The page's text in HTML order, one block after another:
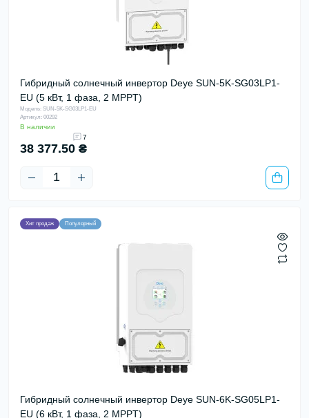
Гибридный солнечный инвертор Deye SUN-5K-SG03LP1-
EU (5 кВт, 1 фаза, 2 MPPT)
Модель: SUN-5K-SG03LP1-EU
Артикул: 00292
В наличии
7
38 377.50 ₴
Хит продаж Популярный
Гибридный солнечный инвертор Deye SUN-6K-SG05LP1-
EU (6 кВт, 1 фаза, 2 MPPT)